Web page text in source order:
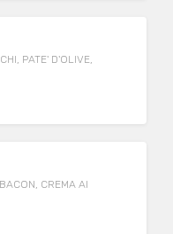
PATE' D'OLIVE,
CREMA AI